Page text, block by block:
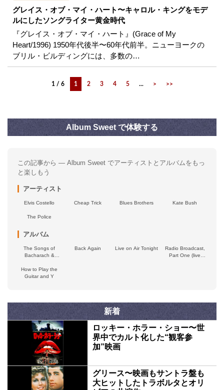
グレイス・オブ・マイ・ハート〜キャロル・キングをモデ
ルにしたソングライター黄金時代
『グレイス・オブ・マイ・ハート』(Grace of My
Heart/1996) 1950年代後半〜60年代前半。ニューヨークの
ブリル・ビルディングには、多数の…
1 / 6 1 2 3 4 5 ... > >>
Album Sweet で体験する
この記事から — Album Sweet でアーティストとアルバムをもっ
と楽しもう
アーティスト
Elvis Costello Cheap Trick Blues Brothers Kate Bush
The Police
アルバム
The Songs of
Bacharach &
Back Again Live on Air Tonight
Radio Broadcast,
Part One (live
How to Play the
Guitar and Y
新着
ロッキー・ホラー・ショー〜世
界中でカルト化した“観客参
加”映画
グリース〜映画もサントラ盤も
大ヒットしたトラボルタとオリ